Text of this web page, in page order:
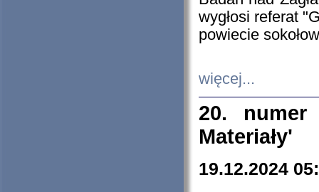
wygłosi referat
powiecie
więcej...
20. numer
Materiały'
19.12.2024